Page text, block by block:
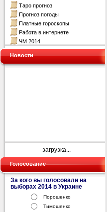
Таро прогноз
Прогноз погоды
Платные гороскопы
Работа в интернете
ЧМ 2014
Новости
загрузка...
Голосование
За кого вы голосовали на
выборах 2014 в Украине
Порошенко
Тимошенко